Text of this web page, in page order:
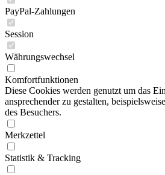
PayPal-Zahlungen
Session
Währungswechsel
Komfortfunktionen
Diese Cookies werden genutzt um das
ansprechender zu gestalten,
des Besuchers.
Merkzettel
Statistik & Tracking